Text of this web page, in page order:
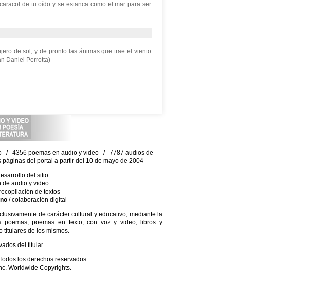
de tu oído y se estanca como el mar para ser
de sol, y de pronto las ánimas que trae el viento
Daniel Perrotta)
/ 4356 poemas en audio y video / 7787 audios de
del portal a partir del 10 de mayo de 2004
del sitio
de audio y video
de textos
/ colaboración digital
de carácter cultural y educativo, mediante la
poemas en texto, con voz y video, libros y
titulares de los mismos.
del titular.
los derechos reservados.
Worldwide Copyrights.